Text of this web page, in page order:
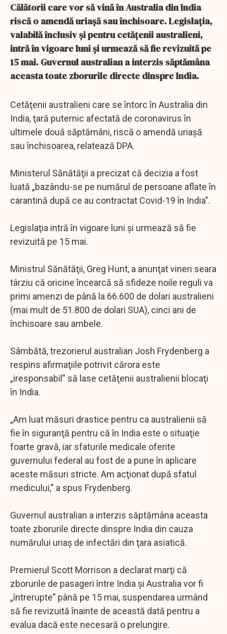
Călătorii care vor să vină în Australia din India
riscă o amendă uriaşă sau închisoare. Legislaţia,
valabilă înclusiv şi pentru cetăţenii australieni,
intră în vigoare luni şi urmează să fie revizuită pe
15 mai. Guvernul australian a interzis săptămâna
aceasta toate zborurile directe dinspre India.
Cetăţenii australieni care se întorc în Australia din
India, ţară puternic afectată de coronavirus în
ultimele două săptămâni, riscă o amendă uriaşă
sau închisoarea, relatează DPA.
Ministerul Sănătăţii a precizat că decizia a fost
luată „bazându-se pe numărul de persoane aflate în
carantină după ce au contractat Covid-19 în India".
Legislaţia intră în vigoare luni şi urmează să fie
revizuită pe 15 mai.
Ministrul Sănătăţii, Greg Hunt, a anunţat vineri seara
târziu că oricine încearcă să sfideze noile reguli va
primi amenzi de până la 66.600 de dolari australieni
(mai mult de 51.800 de dolari SUA), cinci ani de
închisoare sau ambele.
Sâmbătă, trezorierul australian Josh Frydenberg a
respins afirmaţiile potrivit cărora este
„iresponsabil” să lase cetăţenii australienii blocaţi
în India.
„Am luat măsuri drastice pentru ca australienii să
fie în siguranţă pentru că în India este o situaţie
foarte gravă, iar sfaturile medicale oferite
guvernului federal au fost de a pune în aplicare
aceste măsuri stricte. Am acţionat după sfatul
medicului,” a spus Frydenberg.
Guvernul australian a interzis săptămâna aceasta
toate zborurile directe dinspre India din cauza
numărului uriaş de infectări din ţara asiatică.
Premierul Scott Morrison a declarat marţi că
zborurile de pasageri între India şi Australia vor fi
„întrerupte” până pe 15 mai, suspendarea urmând
să fie revizuită înainte de această dată pentru a
evalua dacă este necesară o prelungire.